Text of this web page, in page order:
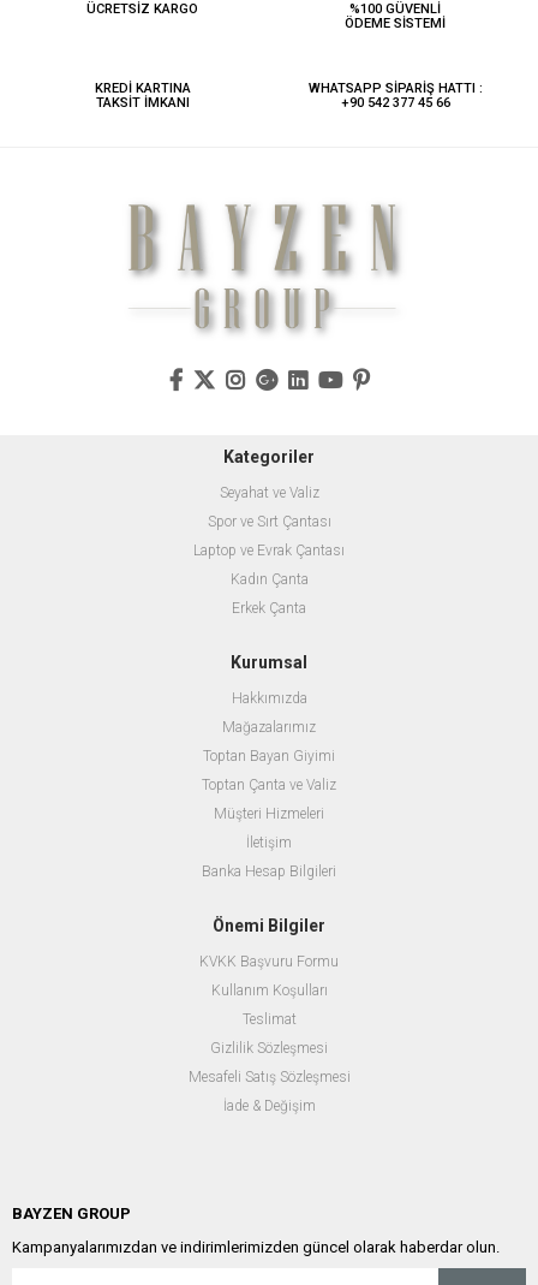
ÜCRETSİZ KARGO
%100 GÜVENLİ
ÖDEME SİSTEMİ
KREDİ KARTINA
TAKSİT İMKANI
WHATSAPP SİPARİŞ HATTI :
+90 542 377 45 66
Kategoriler
Seyahat ve Valiz
Spor ve Sırt Çantası
Laptop ve Evrak Çantası
Kadın Çanta
Erkek Çanta
Kurumsal
Hakkımızda
Mağazalarımız
Toptan Bayan Giyimi
Toptan Çanta ve Valiz
Müşteri Hizmeleri
İletişim
Banka Hesap Bilgileri
Önemi Bilgiler
KVKK Başvuru Formu
Kullanım Koşulları
Teslimat
Gizlilik Sözleşmesi
Mesafeli Satış Sözleşmesi
İade & Değişim
BAYZEN GROUP
Kampanyalarımızdan ve indirimlerimizden güncel olarak haberdar olun.